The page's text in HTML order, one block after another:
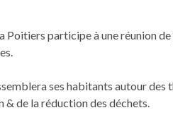
Poitiers participe à une réunion
ses habitants autour des
& de la réduction des déchets.